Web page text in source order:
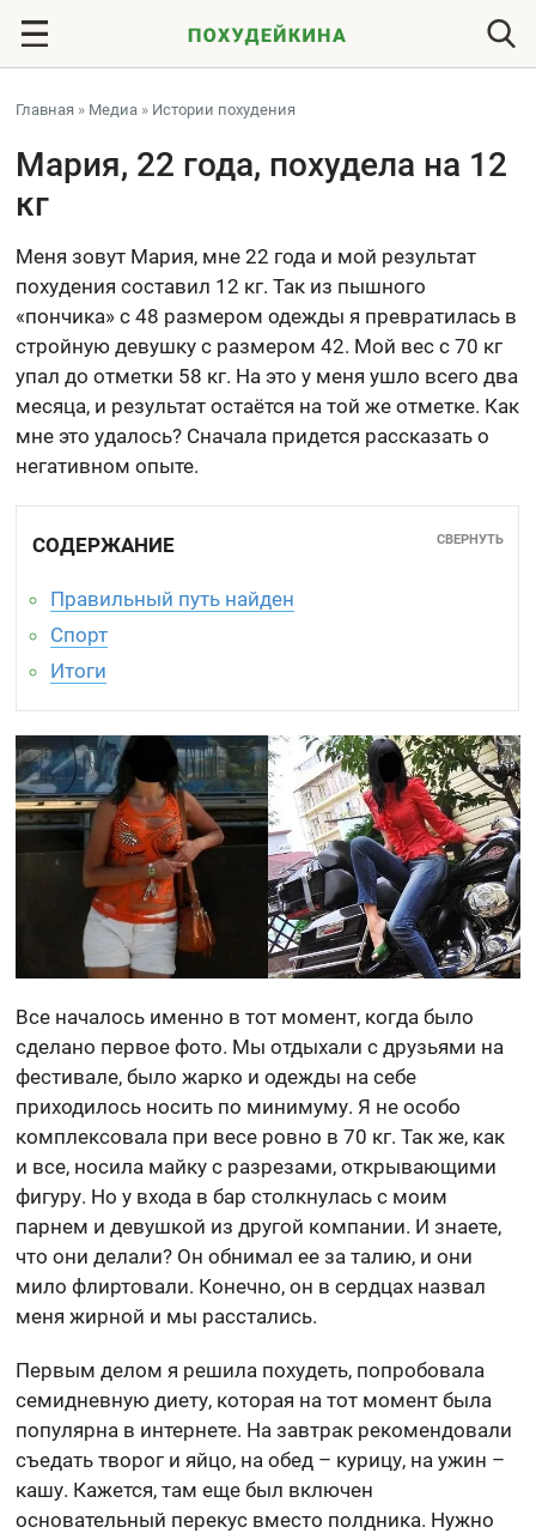
Главная » Медиа » Истории похудения
Мария, 22 года, похудела на 12
кг
Меня зовут Мария, мне 22 года и мой результат
похудения составил 12 кг. Так из пышного
«пончика» с 48 размером одежды я превратилась в
стройную девушку с размером 42. Мой вес с 70 кг
упал до отметки 58 кг. На это у меня ушло всего два
месяца, и результат остаётся на той же отметке. Как
мне это удалось? Сначала придется рассказать о
негативном опыте.
СОДЕРЖАНИЕ СВЕРНУТЬ
Правильный путь найден
Спорт
Итоги
Все началось именно в тот момент, когда было
сделано первое фото. Мы отдыхали с друзьями на
фестивале, было жарко и одежды на себе
приходилось носить по минимуму. Я не особо
комплексовала при весе ровно в 70 кг. Так же, как
и все, носила майку с разрезами, открывающими
фигуру. Но у входа в бар столкнулась с моим
парнем и девушкой из другой компании. И знаете,
что они делали? Он обнимал ее за талию, и они
мило флиртовали. Конечно, он в сердцах назвал
меня жирной и мы расстались.
Первым делом я решила похудеть, попробовала
семидневную диету, которая на тот момент была
популярна в интернете. На завтрак рекомендовали
съедать творог и яйцо, на обед – курицу, на ужин –
кашу. Кажется, там еще был включен
основательный перекус вместо полдника. Нужно